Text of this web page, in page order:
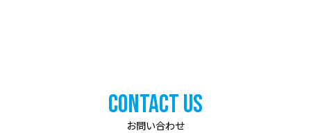
Contact Us
お問い合わせ